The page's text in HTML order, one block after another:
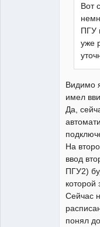
Вот
ПГУ
уже
Видимо
имел
Да,
На
ввод
ПГУ2)
которой
Сейчас
понял